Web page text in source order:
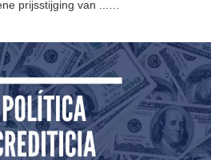
prijsstijging van ...…